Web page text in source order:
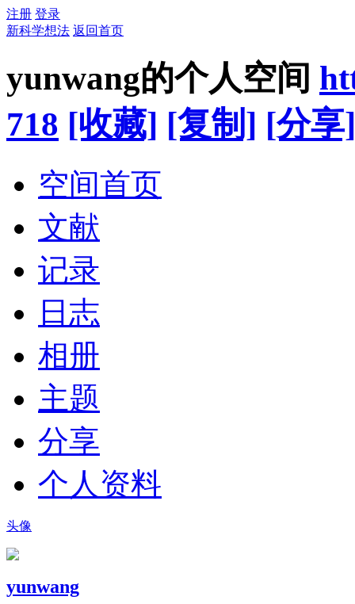
注册 登录
新科学想法 返回首页
yunwang的个人空间
718 [收藏] [复制] [分享]
空间首页
文献
记录
日志
相册
主题
分享
个人资料
头像
yunwang